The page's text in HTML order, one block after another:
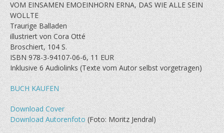
VOM EINSAMEN EMOEINHORN ERNA, DAS WIE ALLE SEIN
WOLLTE
Traurige Balladen
illustriert von Cora Otté
Broschiert, 104 S.
ISBN 978-3-94107-06-6, 11 EUR
Inklusive 6 Audiolinks (Texte vom Autor selbst vorgetragen)
BUCH KAUFEN
Download Cover
Download Autorenfoto(Foto: Moritz Jendral)